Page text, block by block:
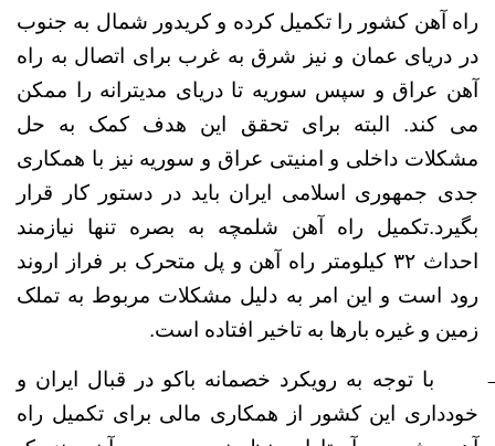
راه آهن کشور را تکمیل کرده و کریدور شمال به جنوب
در دریای عمان و نیز شرق به غرب برای اتصال به راه
آهن عراق و سپس سوریه تا دریای مدیترانه را ممکن
می کند. البته برای تحقق این هدف کمک به حل
مشکلات داخلی و امنیتی عراق و سوریه نیز با همکاری
جدی جمهوری اسلامی ایران باید در دستور کار قرار
بگیرد.تکمیل راه آهن شلمچه به بصره تنها نیازمند
احداث ۳۲ کیلومتر راه آهن و پل متحرک بر فراز اروند
رود است و این امر به دلیل مشکلات مربوط به تملک
زمین و غیره بارها به تاخیر افتاده است.
با توجه به رویکرد خصمانه باکو در قبال ایران و
خودداری این کشور از همکاری مالی برای تکمیل راه